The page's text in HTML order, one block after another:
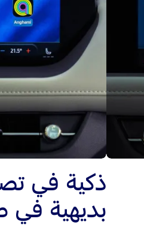
ذكية في
بديهية في